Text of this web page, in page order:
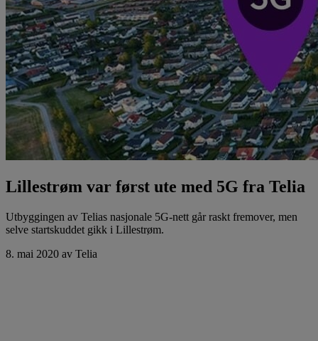
Lillestrøm var først ute med 5G fra Telia
Utbyggingen av Telias nasjonale 5G-nett går raskt fremover, men
selve startskuddet gikk i Lillestrøm.
8. mai 2020 av Telia